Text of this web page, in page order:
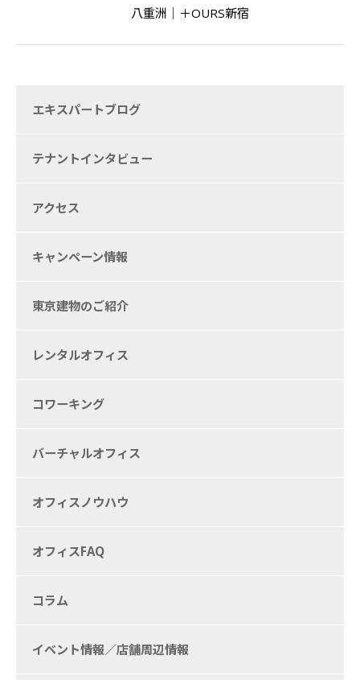
八重洲
＋OURS新宿
エキスパートブログ
テナントインタビュー
アクセス
キャンペーン情報
東京建物のご紹介
レンタルオフィス
コワーキング
バーチャルオフィス
オフィスノウハウ
オフィスFAQ
コラム
イベント情報／店舗周辺情報